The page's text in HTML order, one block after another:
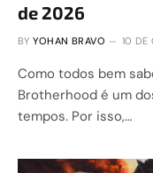
de 2026
BY YOHAN BRAVO 10 DE
Como todos bem
Brotherhood é um
tempos. Por isso,…